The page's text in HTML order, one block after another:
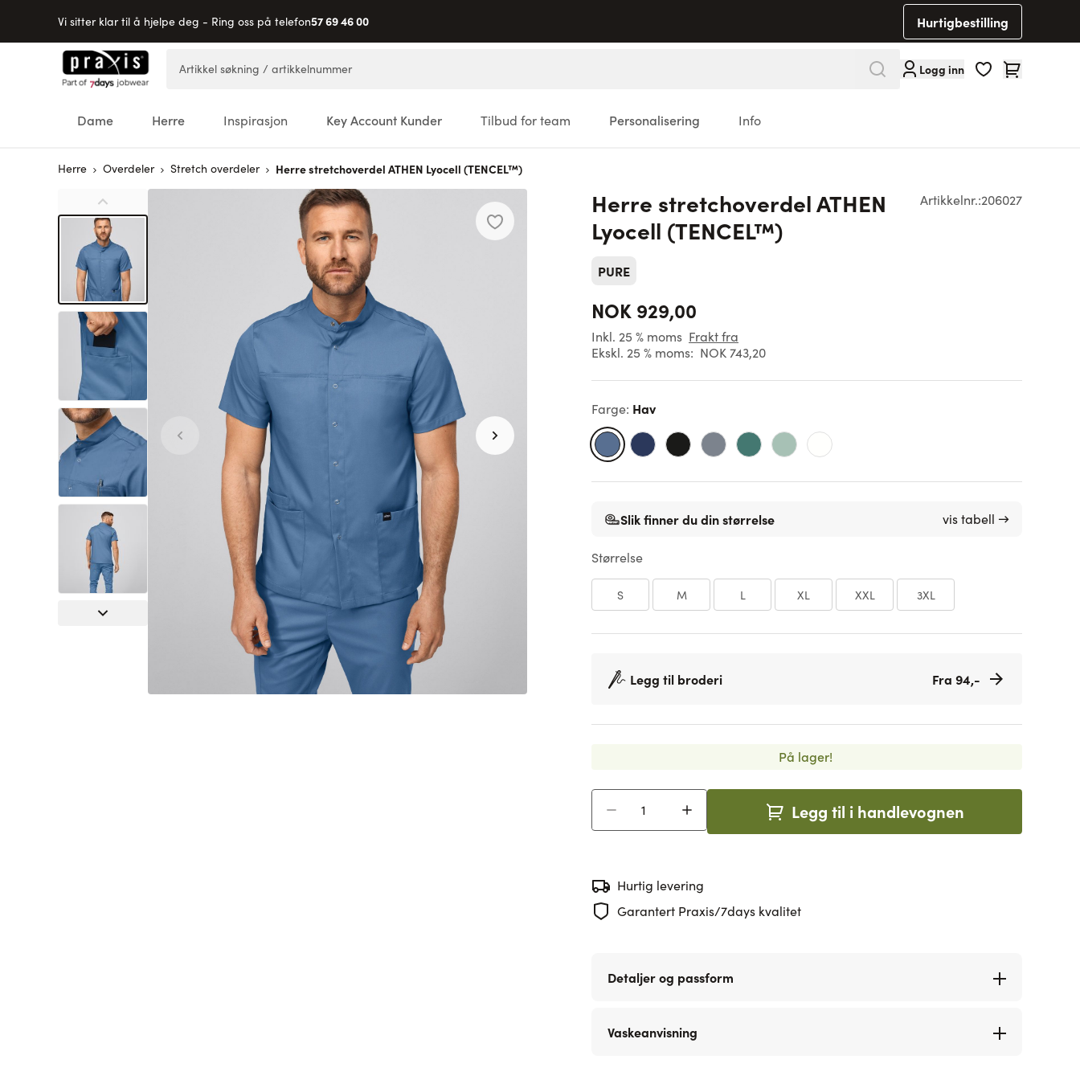
Vi sitter klar til å hjelpe deg - Ring oss på telefon57 69 46 00 Hurtigbestilling
Hopp til innhold
Logg inn Cart
Dame Herre Inspirasjon Key Account Kunder Tilbud for team Personalisering Info
Herre Overdeler Stretch overdeler Herre stretchoverdel ATHEN Lyocell (TENCEL™)
Artikkelnr.:206027
Herre stretchoverdel ATHEN
Lyocell (TENCEL™)
PURE
NOK 929,00
Inkl. 25 % moms Frakt fra
Ekskl. 25 % moms: NOK 743,20
Farge: Hav
Slik finner du din størrelse vis tabell →
Størrelse
S M L XL XXL 3XL
Legg til broderi Fra 94,-
På lager!
Legg til i handlevognen
Hurtig levering
Garantert Praxis/7days kvalitet
Detaljer og passform
Vaskeanvisning